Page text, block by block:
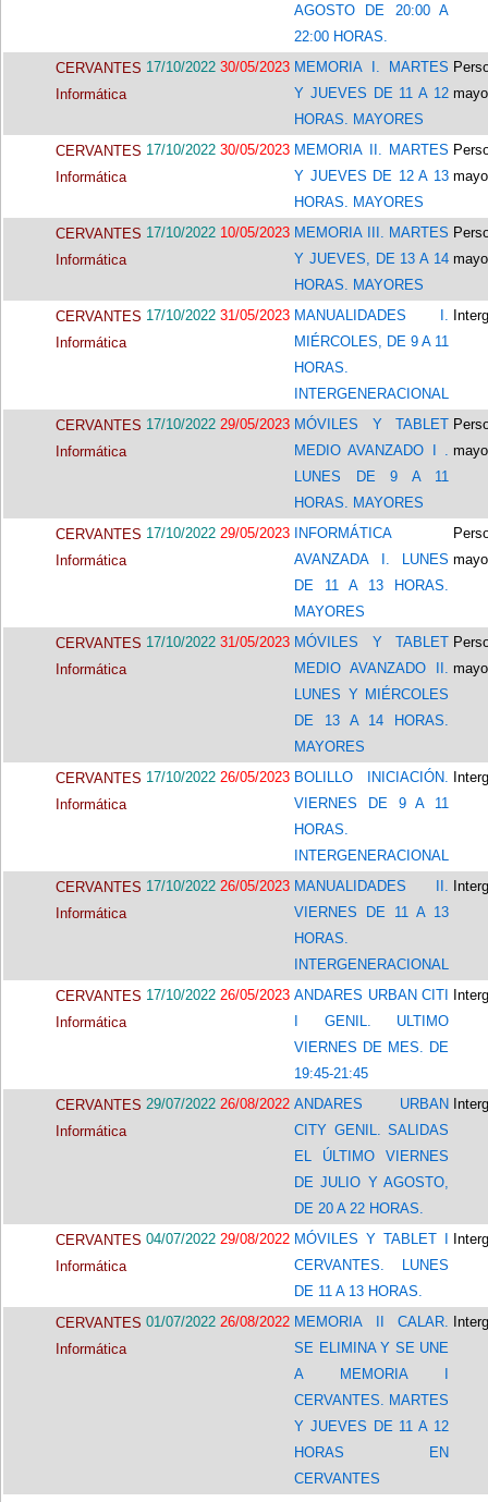
AGOSTO DE 20:00 A
22:00 HORAS.
CERVANTES
Informática
17/10/2022 30/05/2023 MEMORIA I. MARTES
Y JUEVES DE 11 A 12
HORAS. MAYORES
CERVANTES
Informática
17/10/2022 30/05/2023 MEMORIA II. MARTES
Y JUEVES DE 12 A 13
HORAS. MAYORES
CERVANTES
Informática
17/10/2022 10/05/2023 MEMORIA III. MARTES
Y JUEVES, DE 13 A 14
HORAS. MAYORES
CERVANTES
Informática
17/10/2022 31/05/2023 MANUALIDADES I.
MIÉRCOLES, DE 9 A 11
HORAS.
INTERGENERACIONAL
CERVANTES
Informática
17/10/2022 29/05/2023 MÓVILES Y TABLET
MEDIO AVANZADO I .
LUNES DE 9 A 11
HORAS. MAYORES
CERVANTES
Informática
17/10/2022 29/05/2023
INFORMÁTICA
AVANZADA I. LUNES
DE 11 A 13 HORAS.
MAYORES
CERVANTES
Informática
17/10/2022 31/05/2023 MÓVILES Y TABLET
MEDIO AVANZADO II.
LUNES Y MIÉRCOLES
DE 13 A 14 HORAS.
MAYORES
CERVANTES
Informática
17/10/2022 26/05/2023 BOLILLO INICIACIÓN.
VIERNES DE 9 A 11
HORAS.
INTERGENERACIONAL
CERVANTES
Informática
17/10/2022 26/05/2023 MANUALIDADES II.
VIERNES DE 11 A 13
HORAS.
INTERGENERACIONAL
CERVANTES
Informática
17/10/2022 26/05/2023 ANDARES URBAN CITI
I GENIL. ULTIMO
VIERNES DE MES. DE
19:45-21:45
CERVANTES
Informática
29/07/2022 26/08/2022 ANDARES URBAN
CITY GENIL. SALIDAS
EL ÚLTIMO VIERNES
DE JULIO Y AGOSTO,
DE 20 A 22 HORAS.
CERVANTES
Informática
04/07/2022 29/08/2022 MÓVILES Y TABLET I
CERVANTES. LUNES
DE 11 A 13 HORAS.
CERVANTES
Informática
01/07/2022 26/08/2022 MEMORIA II CALAR.
SE ELIMINA Y SE UNE
A MEMORIA I
CERVANTES. MARTES
Y JUEVES DE 11 A 12
HORAS EN
CERVANTES